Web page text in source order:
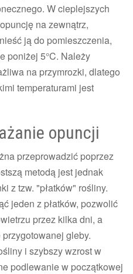
W cieplejszych
na zewnątrz,
ją do pomieszczenia,
poniżej 5°C. Należy
na przymrozki, dlatego
temperaturami jest
opuncji
przeprowadzić poprzez
metodą jest jednak
z tzw. "płatków" rośliny.
jeden z płatków, pozwolić
przez kilka dni, a
gleby.
i szybszy wzrost w
podlewanie w początkowej